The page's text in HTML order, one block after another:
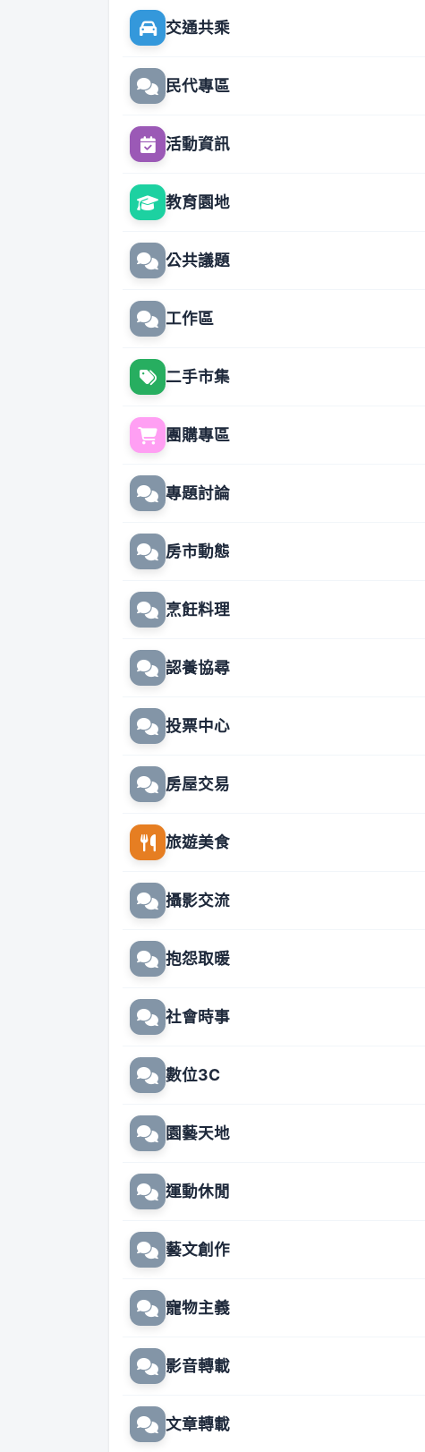
交通共乘
民代專區
活動資訊
教育園地
公共議題
工作區
二手市集
團購專區
專題討論
房市動態
烹飪料理
認養協尋
投票中心
房屋交易
旅遊美食
攝影交流
抱怨取暖
社會時事
數位3C
園藝天地
運動休閒
藝文創作
寵物主義
影音轉載
文章轉載